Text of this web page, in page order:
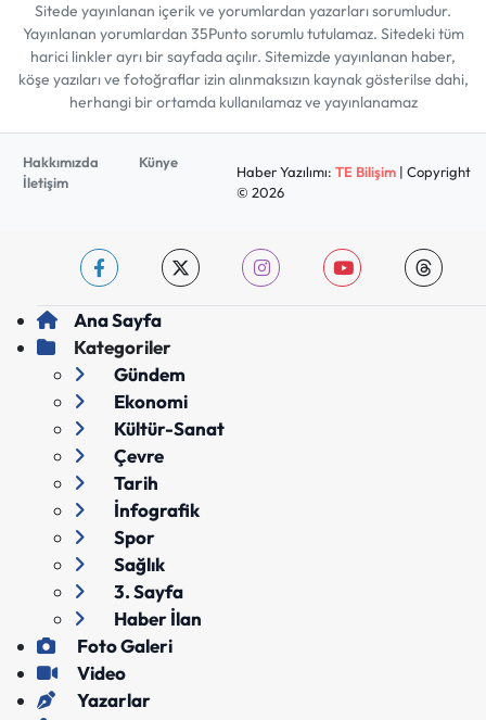
Sitede yayınlanan içerik ve yorumlardan yazarları sorumludur.
Yayınlanan yorumlardan 35Punto sorumlu tutulamaz. Sitedeki tüm
harici linkler ayrı bir sayfada açılır. Sitemizde yayınlanan haber,
köşe yazıları ve fotoğraflar izin alınmaksızın kaynak gösterilse dahi,
herhangi bir ortamda kullanılamaz ve yayınlanamaz
Hakkımızda
Künye
İletişim
Haber Yazılımı: TE Bilişim| Copyright
© 2026
Ana Sayfa
Kategoriler
Gündem
Ekonomi
Kültür-Sanat
Çevre
Tarih
İnfografik
Spor
Sağlık
3. Sayfa
Haber İlan
Foto Galeri
Video
Yazarlar